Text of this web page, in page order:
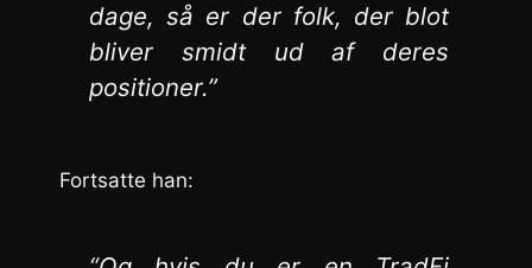
dage, så er der folk, der blot
bliver smidt ud af deres
positioner.”
Fortsatte han: